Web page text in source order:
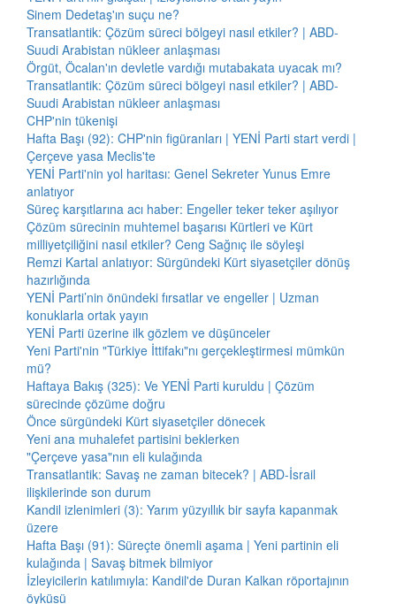
Sinem Dedetaş'ın suçu ne?
Transatlantik: Çözüm süreci bölgeyi nasıl etkiler? | ABD-
Suudi Arabistan nükleer anlaşması
Örgüt, Öcalan'ın devletle vardığı mutabakata uyacak mı?
Transatlantik: Çözüm süreci bölgeyi nasıl etkiler? | ABD-
Suudi Arabistan nükleer anlaşması
CHP'nin tükenişi
Hafta Başı (92): CHP'nin figüranları | YENİ Parti start verdi |
Çerçeve yasa Meclis'te
YENİ Parti'nin yol haritası: Genel Sekreter Yunus Emre
anlatıyor
Süreç karşıtlarına acı haber: Engeller teker teker aşılıyor
Çözüm sürecinin muhtemel başarısı Kürtleri ve Kürt
milliyetçiliğini nasıl etkiler? Ceng Sağnıç ile söyleşi
Remzi Kartal anlatıyor: Sürgündeki Kürt siyasetçiler dönüş
hazırlığında
YENİ Parti’nin önündeki fırsatlar ve engeller | Uzman
konuklarla ortak yayın
YENİ Parti üzerine ilk gözlem ve düşünceler
Yeni Parti'nin "Türkiye İttifakı"nı gerçekleştirmesi mümkün
mü?
Haftaya Bakış (325): Ve YENİ Parti kuruldu | Çözüm
sürecinde çözüme doğru
Önce sürgündeki Kürt siyasetçiler dönecek
Yeni ana muhalefet partisini beklerken
"Çerçeve yasa"nın eli kulağında
Transatlantik: Savaş ne zaman bitecek? | ABD-İsrail
ilişkilerinde son durum
Kandil izlenimleri (3): Yarım yüzyıllık bir sayfa kapanmak
üzere
Hafta Başı (91): Süreçte önemli aşama | Yeni partinin eli
kulağında | Savaş bitmek bilmiyor
İzleyicilerin katılımıyla: Kandil'de Duran Kalkan röportajının
öyküsü